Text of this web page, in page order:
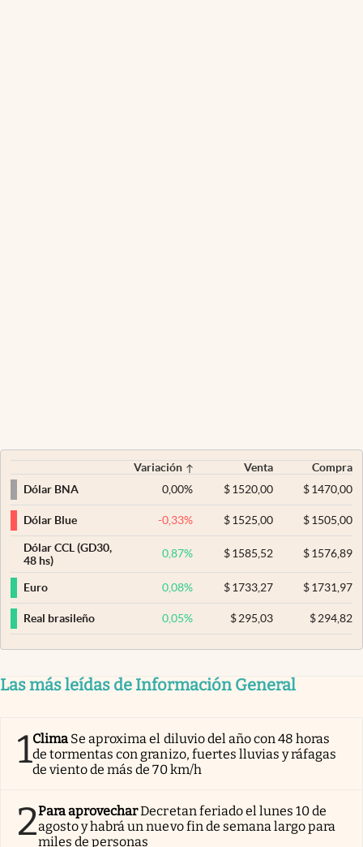
Variación Venta
Compra
Dólar BNA
0,00% $ 1520,00 $1470,00
Dólar Blue -0,33% $ 1525,00 $1505,00
Dólar CCL (GD30,
48 hs)
0,87% $ 1585,52 $1576,89
Euro 0,08% $ 1733,27 $1731,97
Real brasileño 0,05% $ 295,03 $294,82
Las más leídas de Información General
1Clima Se aproxima el diluvio del año con 48 horas
de tormentas con granizo, fuertes lluvias y ráfagas
de viento de más de 70 km/h
2Para aprovecharDecretan feriado el lunes 10 de
agosto y habrá un nuevo fin de semana largo para
miles de personas